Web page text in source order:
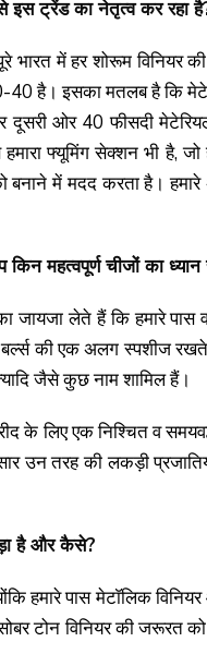
इस ट्रेंड का नेतृत्व कर रहा
भारत में हर शोरूम विनियर
है। इसका मतलब है कि
दूसरी ओर 40 फीसदी
फ्यूमिंग सेक्शन भी है, जो
में मदद करता है।
महत्वपूर्ण चीजों का
लेते हैं कि हमारे पास
की एक अलग स्पशीज
जैसे कुछ नाम शामिल हैं।
के लिए एक निश्चित व
उन तरह की लकड़ी
है और कैसे?
हमारे पास मेटाॅलिक
टोन विनियर की जरूरत